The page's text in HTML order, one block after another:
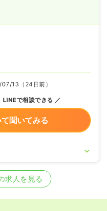
13（24日前）
LINEで相談できる
聞いてみる
止
開始
始
求人を見る